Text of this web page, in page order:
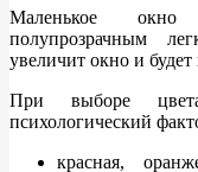
Маленькое
полупрозрачным
увеличит окно и будет
При выборе
психологический
красная,